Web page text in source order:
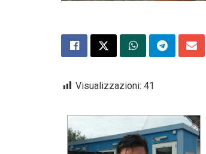
Visualizzazioni: 41